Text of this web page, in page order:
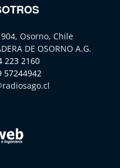
Osorno, Chile
DE OSORNO A.G.
223 2160
57244942